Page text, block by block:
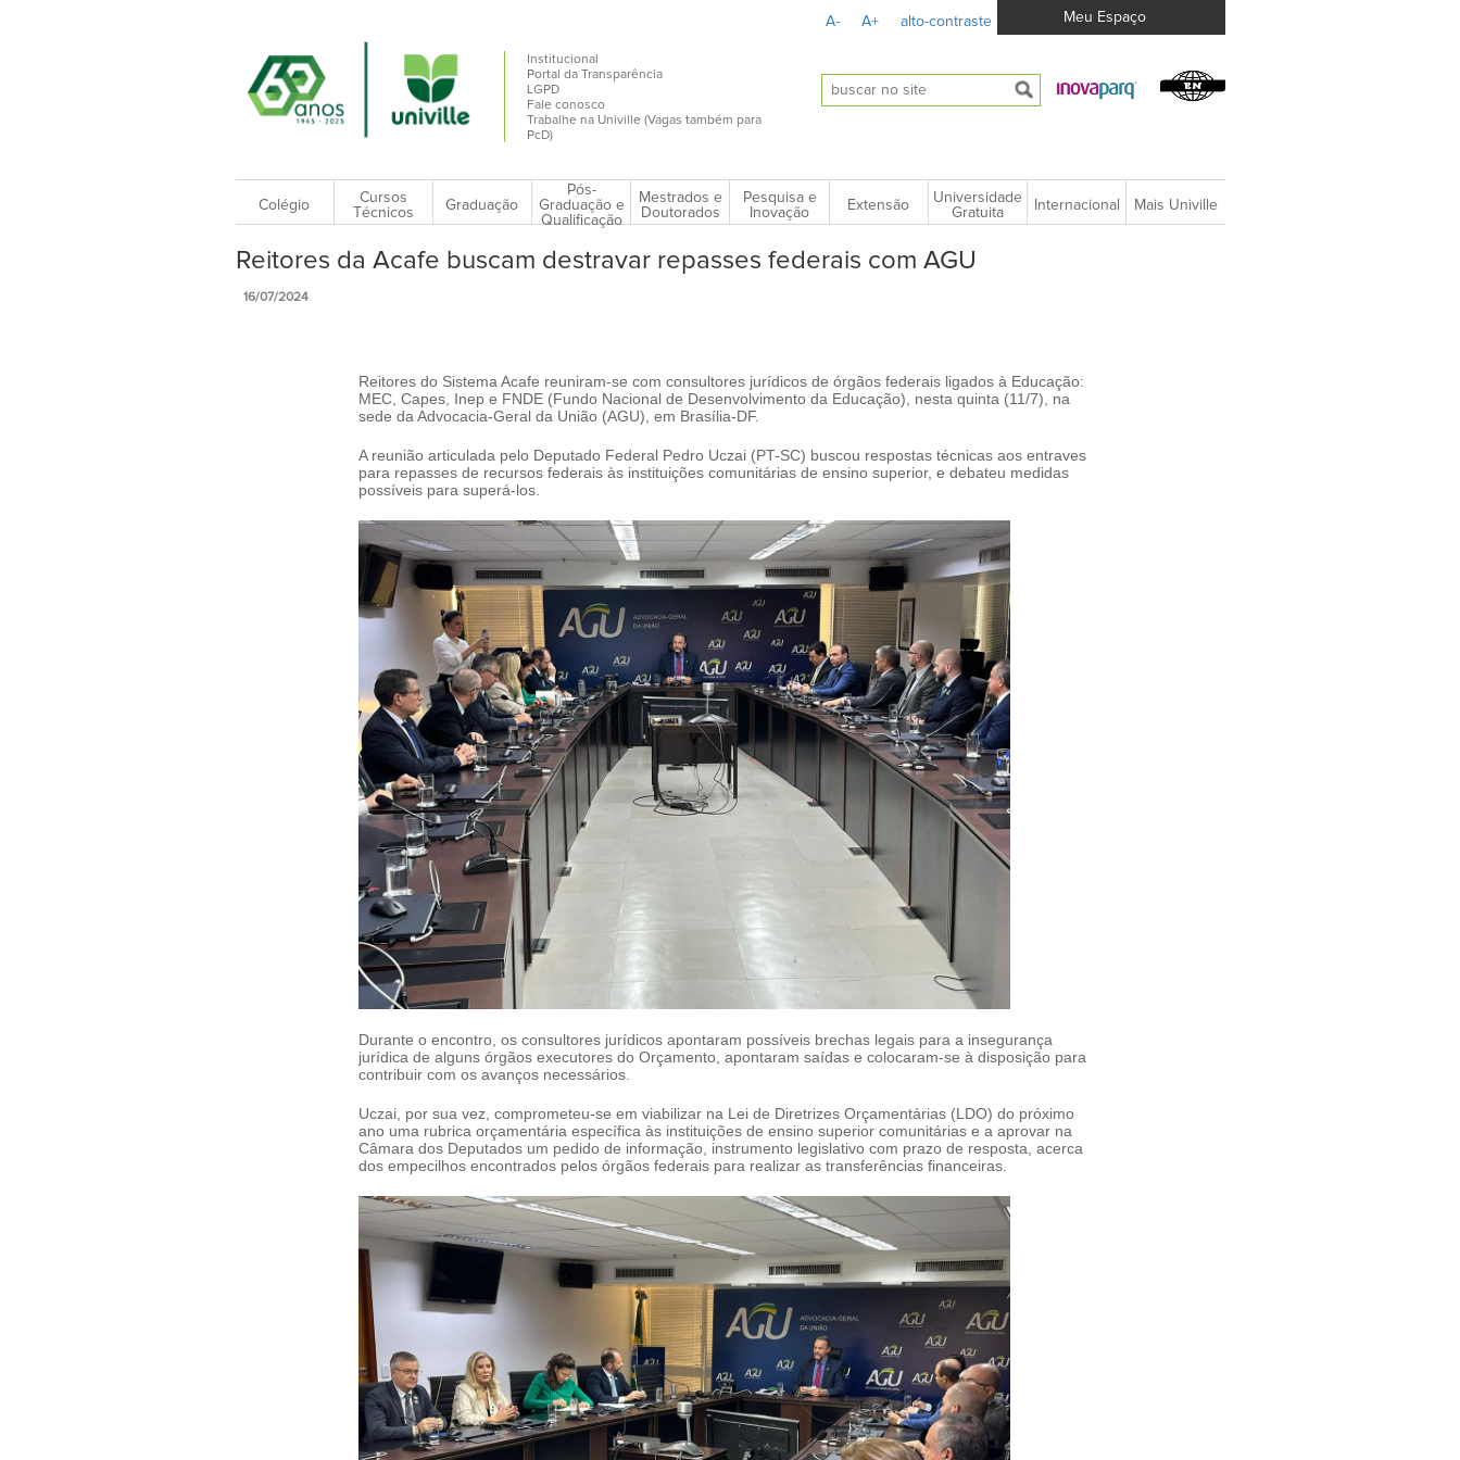
A- A+ alto-contraste Meu Espaço
Institucional
Portal da Transparência
LGPD
Fale conosco
Trabalhe na Univille (Vagas também para
PcD)
Colégio
Cursos
Técnicos
Graduação
Pós-
Graduação e
Qualificação
Mestrados e
Doutorados
Pesquisa e
Inovação
Extensão
Universidade
Gratuita
Internacional Mais Univille
Reitores da Acafe buscam destravar repasses federais com AGU
16/07/2024
Reitores do Sistema Acafe reuniram-se com consultores jurídicos de órgãos federais ligados à Educação:
MEC, Capes, Inep e FNDE (Fundo Nacional de Desenvolvimento da Educação), nesta quinta (11/7), na
sede da Advocacia-Geral da União (AGU), em Brasília-DF.
A reunião articulada pelo Deputado Federal Pedro Uczai (PT-SC) buscou respostas técnicas aos entraves
para repasses de recursos federais às instituições comunitárias de ensino superior, e debateu medidas
possíveis para superá-los.
Durante o encontro, os consultores jurídicos apontaram possíveis brechas legais para a insegurança
jurídica de alguns órgãos executores do Orçamento, apontaram saídas e colocaram-se à disposição para
contribuir com os avanços necessários.
Uczai, por sua vez, comprometeu-se em viabilizar na Lei de Diretrizes Orçamentárias (LDO) do próximo
ano uma rubrica orçamentária específica às instituições de ensino superior comunitárias e a aprovar na
Câmara dos Deputados um pedido de informação, instrumento legislativo com prazo de resposta, acerca
dos empecilhos encontrados pelos órgãos federais para realizar as transferências financeiras.